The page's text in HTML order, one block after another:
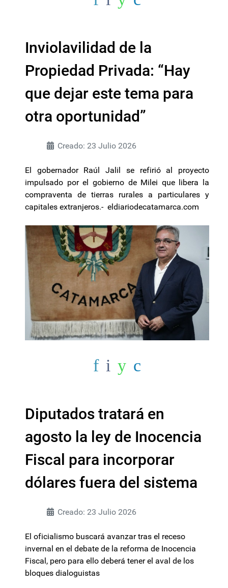
Inviolavilidad de la
Propiedad Privada: “Hay
que dejar este tema para
otra oportunidad”
Creado: 23 Julio 2026
El gobernador Raúl Jalil se refirió al proyecto
impulsado por el gobierno de Milei que libera la
compraventa de tierras rurales a particulares y
capitales extranjeros.- eldiariodecatamarca.com
Diputados tratará en
agosto la ley de Inocencia
Fiscal para incorporar
dólares fuera del sistema
Creado: 23 Julio 2026
El oficialismo buscará avanzar tras el receso
invernal en el debate de la reforma de Inocencia
Fiscal, pero para ello deberá tener el aval de los
bloques dialoguistas